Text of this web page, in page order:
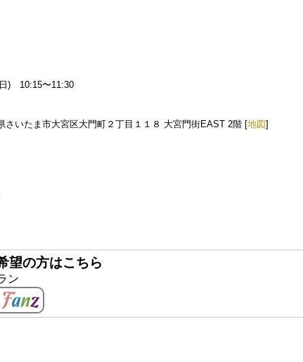
) 10:15〜11:30
さいたま市大宮区大門町２丁目１１８ 大宮門街EAST 2階 [地図]
望の方はこちら
ン